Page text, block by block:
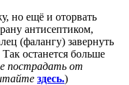
но ещё и оторвать
антисептиком,
(фалангу) завернуть
останется больше
пострадать от
здесь.)